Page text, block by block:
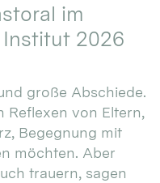
im
2026
große Abschiede.
Reflexen von Eltern,
Begegnung mit
möchten. Aber
trauern, sagen